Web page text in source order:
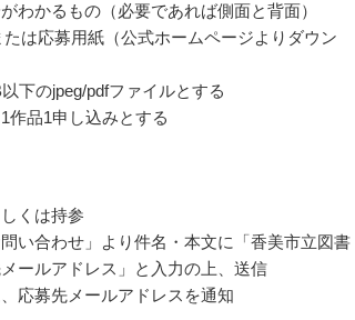
わかるもの（必要であれば側面と背面）
は応募用紙（公式ホームページよりダウン
下のjpeg/pdfファイルとする
品1申し込みとする
くは持参
い合わせ」より件名・本文に「香美市立図書
ールアドレス」と入力の上、送信
応募先メールアドレスを通知